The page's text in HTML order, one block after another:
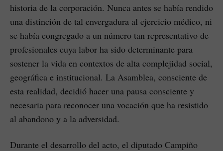
historia de la corporación. Nunca antes se había rendido
una distinción de tal envergadura al ejercicio médico, ni
se había congregado a un número tan representativo de
profesionales cuya labor ha sido determinante para
sostener la vida en contextos de alta complejidad social,
geográfica e institucional. La Asamblea, consciente de
esta realidad, decidió hacer una pausa consciente y
necesaria para reconocer una vocación que ha resistido
al abandono y a la adversidad.
Durante el desarrollo del acto, el diputado Campiño